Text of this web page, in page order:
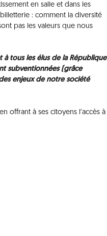
en salle et dans les
: comment la diversité
pas les valeurs que nous
tous les élus de la République
subventionnées (grâce
enjeux de notre société
offrant à ses citoyens l’accès à